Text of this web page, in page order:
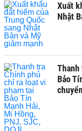
Xuất
Nhật
Bảo